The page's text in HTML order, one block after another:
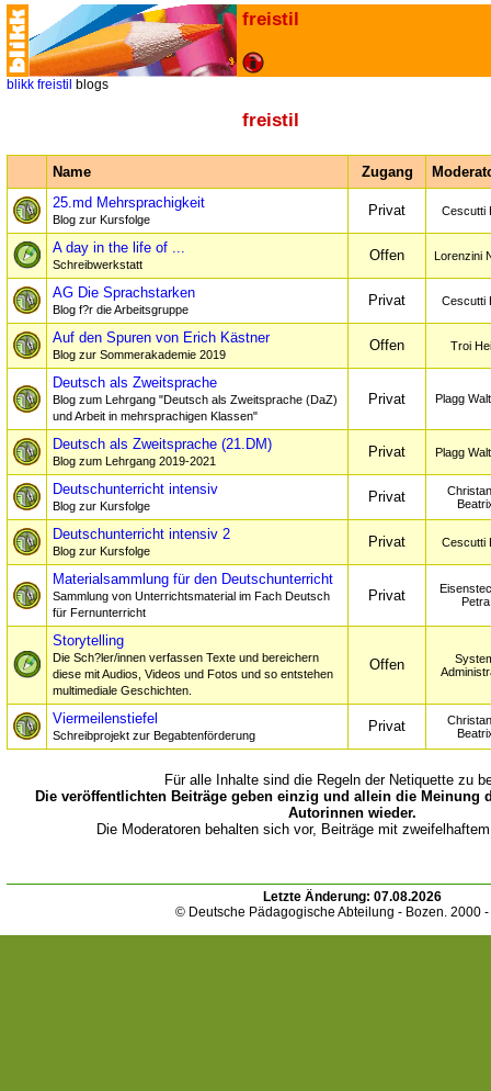
freistil
blikk freistil blogs
freistil
Name Zugang
25.md Mehrsprachigkeit
Blog zur Kursfolge
Privat Cescutti
A day in the life of ...
Schreibwerkstatt
Offen Lorenzini
AG Die Sprachstarken
Blog f?r die Arbeitsgruppe
Privat Cescutti
Auf den Spuren von Erich Kästner
Blog zur Sommerakademie 2019
Offen Troi
Deutsch als Zweitsprache
Blog zum Lehrgang "Deutsch als Zweitsprache (DaZ)
und Arbeit in mehrsprachigen Klassen"
Privat Plagg
Deutsch als Zweitsprache (21.DM)
Blog zum Lehrgang 2019-2021
Privat Plagg
Deutschunterricht intensiv
Blog zur Kursfolge
Privat
Deutschunterricht intensiv 2
Blog zur Kursfolge
Privat Cescutti
Materialsammlung für den Deutschunterricht
Sammlung von Unterrichtsmaterial im Fach Deutsch
für Fernunterricht
Privat
Petra
Storytelling
Die Sch?ler/innen verfassen Texte und bereichern
diese mit Audios, Videos und Fotos und so entstehen
multimediale Geschichten.
Offen
Viermeilenstiefel
Schreibprojekt zur Begabtenförderung
Privat
Für alle Inhalte sind die Regeln der Netiquette zu
Die veröffentlichten Beiträge geben einzig und allein die Meinung
Autorinnen wieder.
Die Moderatoren behalten sich vor, Beiträge mit
Letzte Änderung: 07.08.2026
© Deutsche Pädagogische Abteilung - Bozen. 2000 -